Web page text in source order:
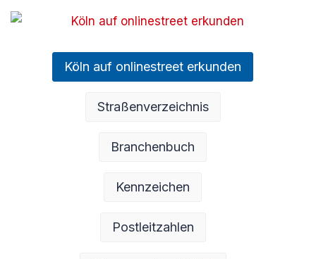
Köln auf onlinestreet erkunden
Straßenverzeichnis
Branchenbuch
Kennzeichen
Postleitzahlen